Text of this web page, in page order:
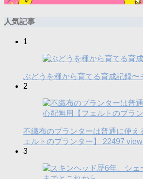
人気記事
1
ぶどうを種から育てる育成記録〜
2
不織布のプランターは普通に使え
ェルトのプランター】 22497
3